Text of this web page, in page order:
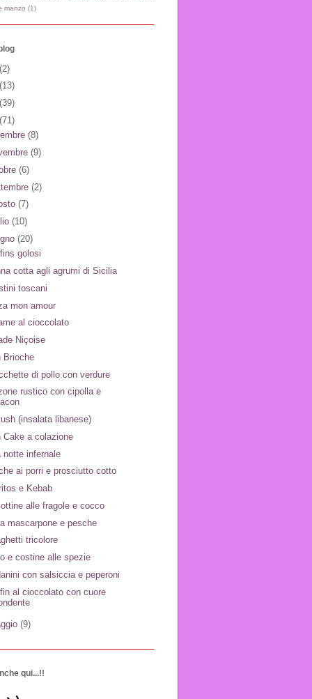
manzo (1)
(2)
(13)
(39)
(71)
(8)
(9)
(6)
(2)
(7)
(10)
(20)
golosi
cotta agli agrumi di Sicilia
toscani
mon amour
al cioccolato
Niçoise
Brioche
di pollo con verdure
rustico con cipolla e
(insalata libanese)
Cake a colazione
notte infernale
ai porri e prosciutto cotto
e Kebab
alle fragole e cocco
mascarpone e pesche
tricolore
e costine alle spezie
con salsiccia e peperoni
al cioccolato con cuore
(9)
qui...!!